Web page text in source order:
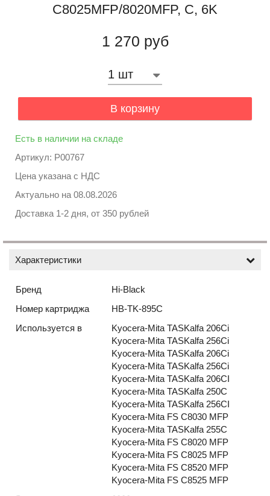
C8025MFP/8020MFP, C, 6K
1 270 руб
В корзину
Есть в наличии на складе
Артикул: P00767
Цена указана с НДС
Актуально на 08.08.2026
Доставка 1-2 дня, от 350 рублей
Характеристики
Бренд
Hi-Black
Номер картриджа
HB-TK-895C
Используется в
Kyocera-Mita TASKalfa 206Ci
Kyocera-Mita TASKalfa 256Ci
Kyocera-Mita TASKalfa 206Ci
Kyocera-Mita TASKalfa 256Ci
Kyocera-Mita TASKalfa 206CI
Kyocera-Mita TASKalfa 250C
Kyocera-Mita TASKalfa 256CI
Kyocera-Mita FS C8030 MFP
Kyocera-Mita TASKalfa 255C
Kyocera-Mita FS C8020 MFP
Kyocera-Mita FS C8025 MFP
Kyocera-Mita FS C8520 MFP
Kyocera-Mita FS C8525 MFP